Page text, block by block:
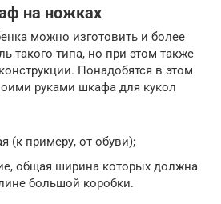
на ножках
можно изготовить и более
такого типа, но при этом также
Понадобятся в этом
руками шкафа для кукол
(к примеру, от обуви);
общая ширина которых должна
большой коробки.